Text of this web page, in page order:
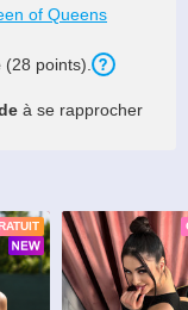
of Queens
(28 points).
à se rapprocher